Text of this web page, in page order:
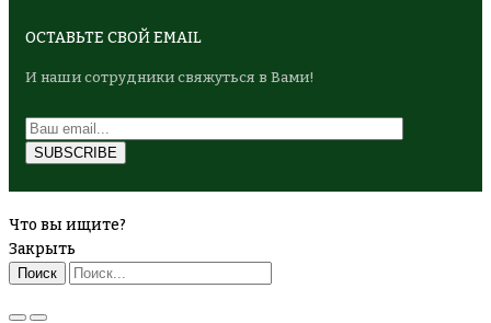
ОСТАВЬТЕ СВОЙ EMAIL
И наши сотрудники свяжуться в Вами!
Что вы ищите?
Закрыть
Поиск